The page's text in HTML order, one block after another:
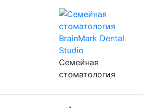
Семейная
стоматология